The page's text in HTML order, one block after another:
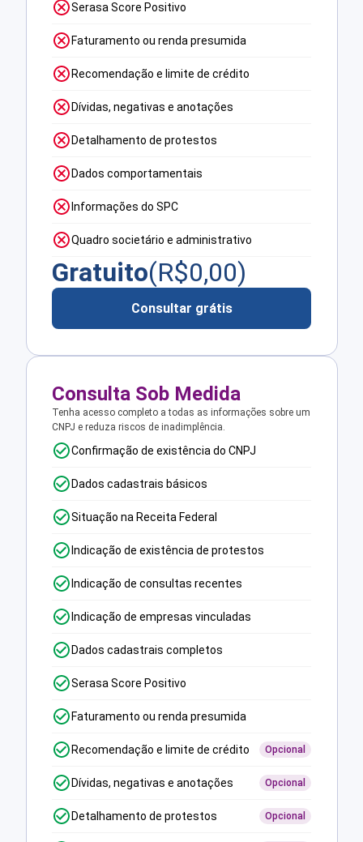
Serasa Score Positivo
Faturamento ou renda presumida
Recomendação e limite de crédito
Dívidas, negativas e anotações
Detalhamento de protestos
Dados comportamentais
Informações do SPC
Quadro societário e administrativo
Gratuito(R$0,00)
Consultar grátis
Consulta Sob Medida
Tenha acesso completo a todas as informações sobre um
CNPJ e reduza riscos de inadimplência.
Confirmação de existência do CNPJ
Dados cadastrais básicos
Situação na Receita Federal
Indicação de existência de protestos
Indicação de consultas recentes
Indicação de empresas vinculadas
Dados cadastrais completos
Serasa Score Positivo
Faturamento ou renda presumida
Recomendação e limite de crédito Opcional
Dívidas, negativas e anotações Opcional
Detalhamento de protestos Opcional